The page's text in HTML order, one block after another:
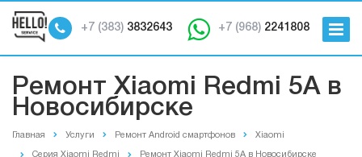
+7 (968) 2241808
+7 (383) 3832643
Ремонт Xiaomi Redmi 5A в
Новосибирске
Главная Услуги Ремонт Android смартфонов Xiaomi
Серия Xiaomi Redmi Ремонт Xiaomi Redmi 5A в Новосибирске